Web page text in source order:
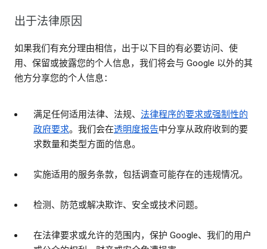
出于法律原因
如果我们有充分理由相信，出于以下目的有必要访问、使
用、保留或披露您的个人信息，我们将会与 Google 以外的其
他方分享您的个人信息：
满足任何适用法律、法规、 法律程序的要求或强制性的
政府要求。我们会在透明度报告中分享从政府收到的要
求数量和类型方面的信息。
实施适用的服务条款，包括调查可能存在的违规情况。
检测、防范或解决欺诈、安全或技术问题。
在法律要求或允许的范围内，保护 Google、我们的用户